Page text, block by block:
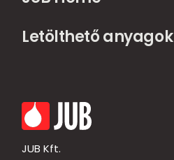
Letölthető anyagok
JUB Kft.